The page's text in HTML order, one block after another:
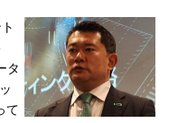
タ
て